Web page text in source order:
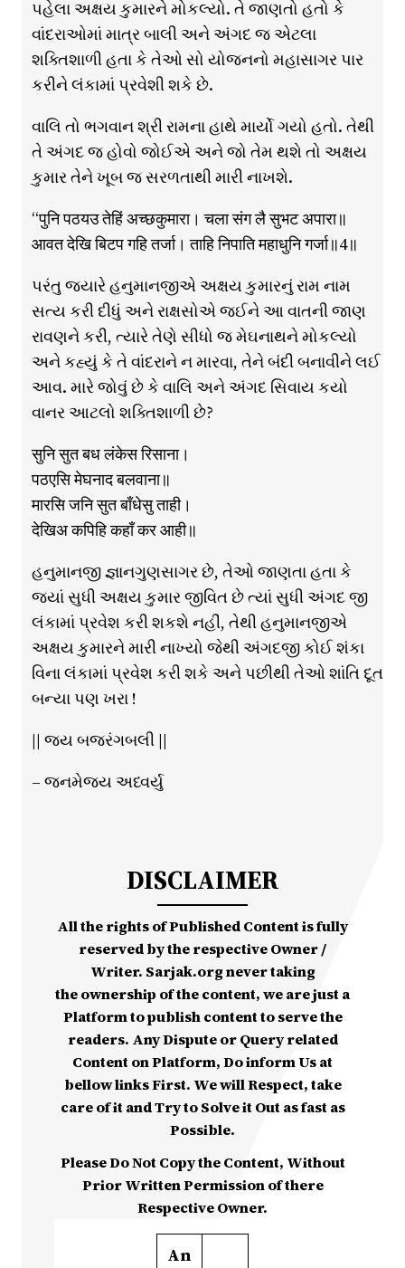
પહેલા અક્ષય કુમારને મોકલ્યો. તે જાણતો હતો કે
વાંદરાઓમાં માત્ર બાલી અને અંગદ જ એટલા
શક્તિશાળી હતા કે તેઓ સો યોજનનો મહાસાગર પાર
કરીને લંકામાં પ્રવેશી શકે છે.
વાલિ તો ભગવાન શ્રી રામના હાથે માર્યો ગયો હતો. તેથી
તે અંગદ જ હોવો જોઈએ અને જો તેમ થશે તો અક્ષય
કુમાર તેને ખૂબ જ સરળતાથી મારી નાખશે.
“पुनि पठयउ तेहिं अच्छकुमारा। चला संग लै सुभट अपारा॥
आवत देखि बिटप गहि तर्जा। ताहि निपाति महाधुनि गर्जा॥4॥
પરંતુ જ્યારે હનુમાનજીએ અક્ષય કુમારનું રામ નામ
સત્ય કરી દીધું અને રાક્ષસોએ જઈને આ વાતની જાણ
રાવણને કરી, ત્યારે તેણે સીધો જ મેઘનાથને મોકલ્યો
અને કહ્યું કે તે વાંદરાને ન મારવા, તેને બંદી બનાવીને લઈ
આવ. મારે જોવું છે કે વાલિ અને અંગદ સિવાય કયો
વાનર આટલો શક્તિશાળી છે?
सुनि सुत बध लंकेस रिसाना।
पठएसि मेघनाद बलवाना॥
मारसि जनि सुत बाँधेसु ताही।
देखिअ कपिहि कहाँ कर आही॥
હનુમાનજી જ્ઞાનગુણસાગર છે, તેઓ જાણતા હતા કે
જ્યાં સુધી અક્ષય કુમાર જીવિત છે ત્યાં સુધી અંગદ જી
લંકામાં પ્રવેશ કરી શકશે નહીં, તેથી હનુમાનજીએ
અક્ષય કુમારને મારી નાખ્યો જેથી અંગદજી કોઈ શંકા
વિના લંકામાં પ્રવેશ કરી શકે અને પછીથી તેઓ શાંતિ દૂત
બન્યા પણ ખરા !
|| જય બજરંગબલી ||
– જનમેજય અધ્વર્યુ
DISCLAIMER
All the rights of Published Content is fully
reserved by the respective Owner /
Writer. Sarjak.org never taking
the ownership of the content, we are just a
Platform to publish content to serve the
readers. Any Dispute or Query related
Content on Platform, Do inform Us at
bellow links First. We will Respect, take
care of it and Try to Solve it Out as fast as
Possible.
Please Do Not Copy the Content, Without
Prior Written Permission of there
Respective Owner.
An